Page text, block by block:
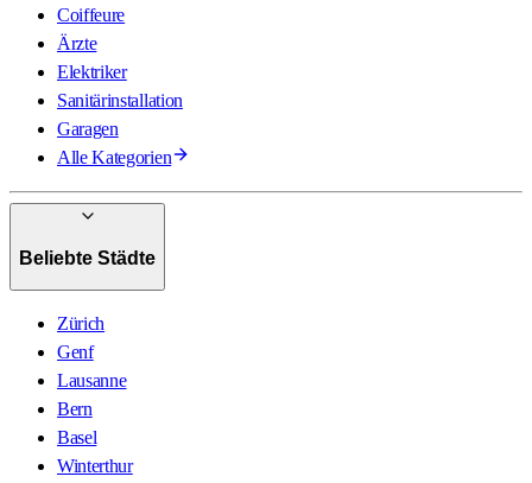
Coiffeure
Ärzte
Elektriker
Sanitärinstallation
Garagen
Alle Kategorien
Beliebte Städte
Zürich
Genf
Lausanne
Bern
Basel
Winterthur